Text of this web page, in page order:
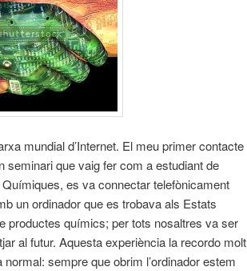
mundial d’Internet. El meu primer contacte
seminari que vaig fer com a estudiant de
es va connectar telefònicament
un ordinador que es trobava als Estats
productes químics; per tots nosaltres va ser
al futur. Aquesta experiència la recordo molt
sempre que obrim l’ordinador estem